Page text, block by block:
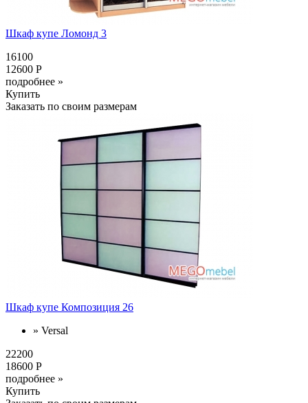
Шкаф купе Ломонд 3
16100
12600 Р
подробнее »
Купить
Заказать по своим размерам
Шкаф купе Композиция 26
» Versal
22200
18600 Р
подробнее »
Купить